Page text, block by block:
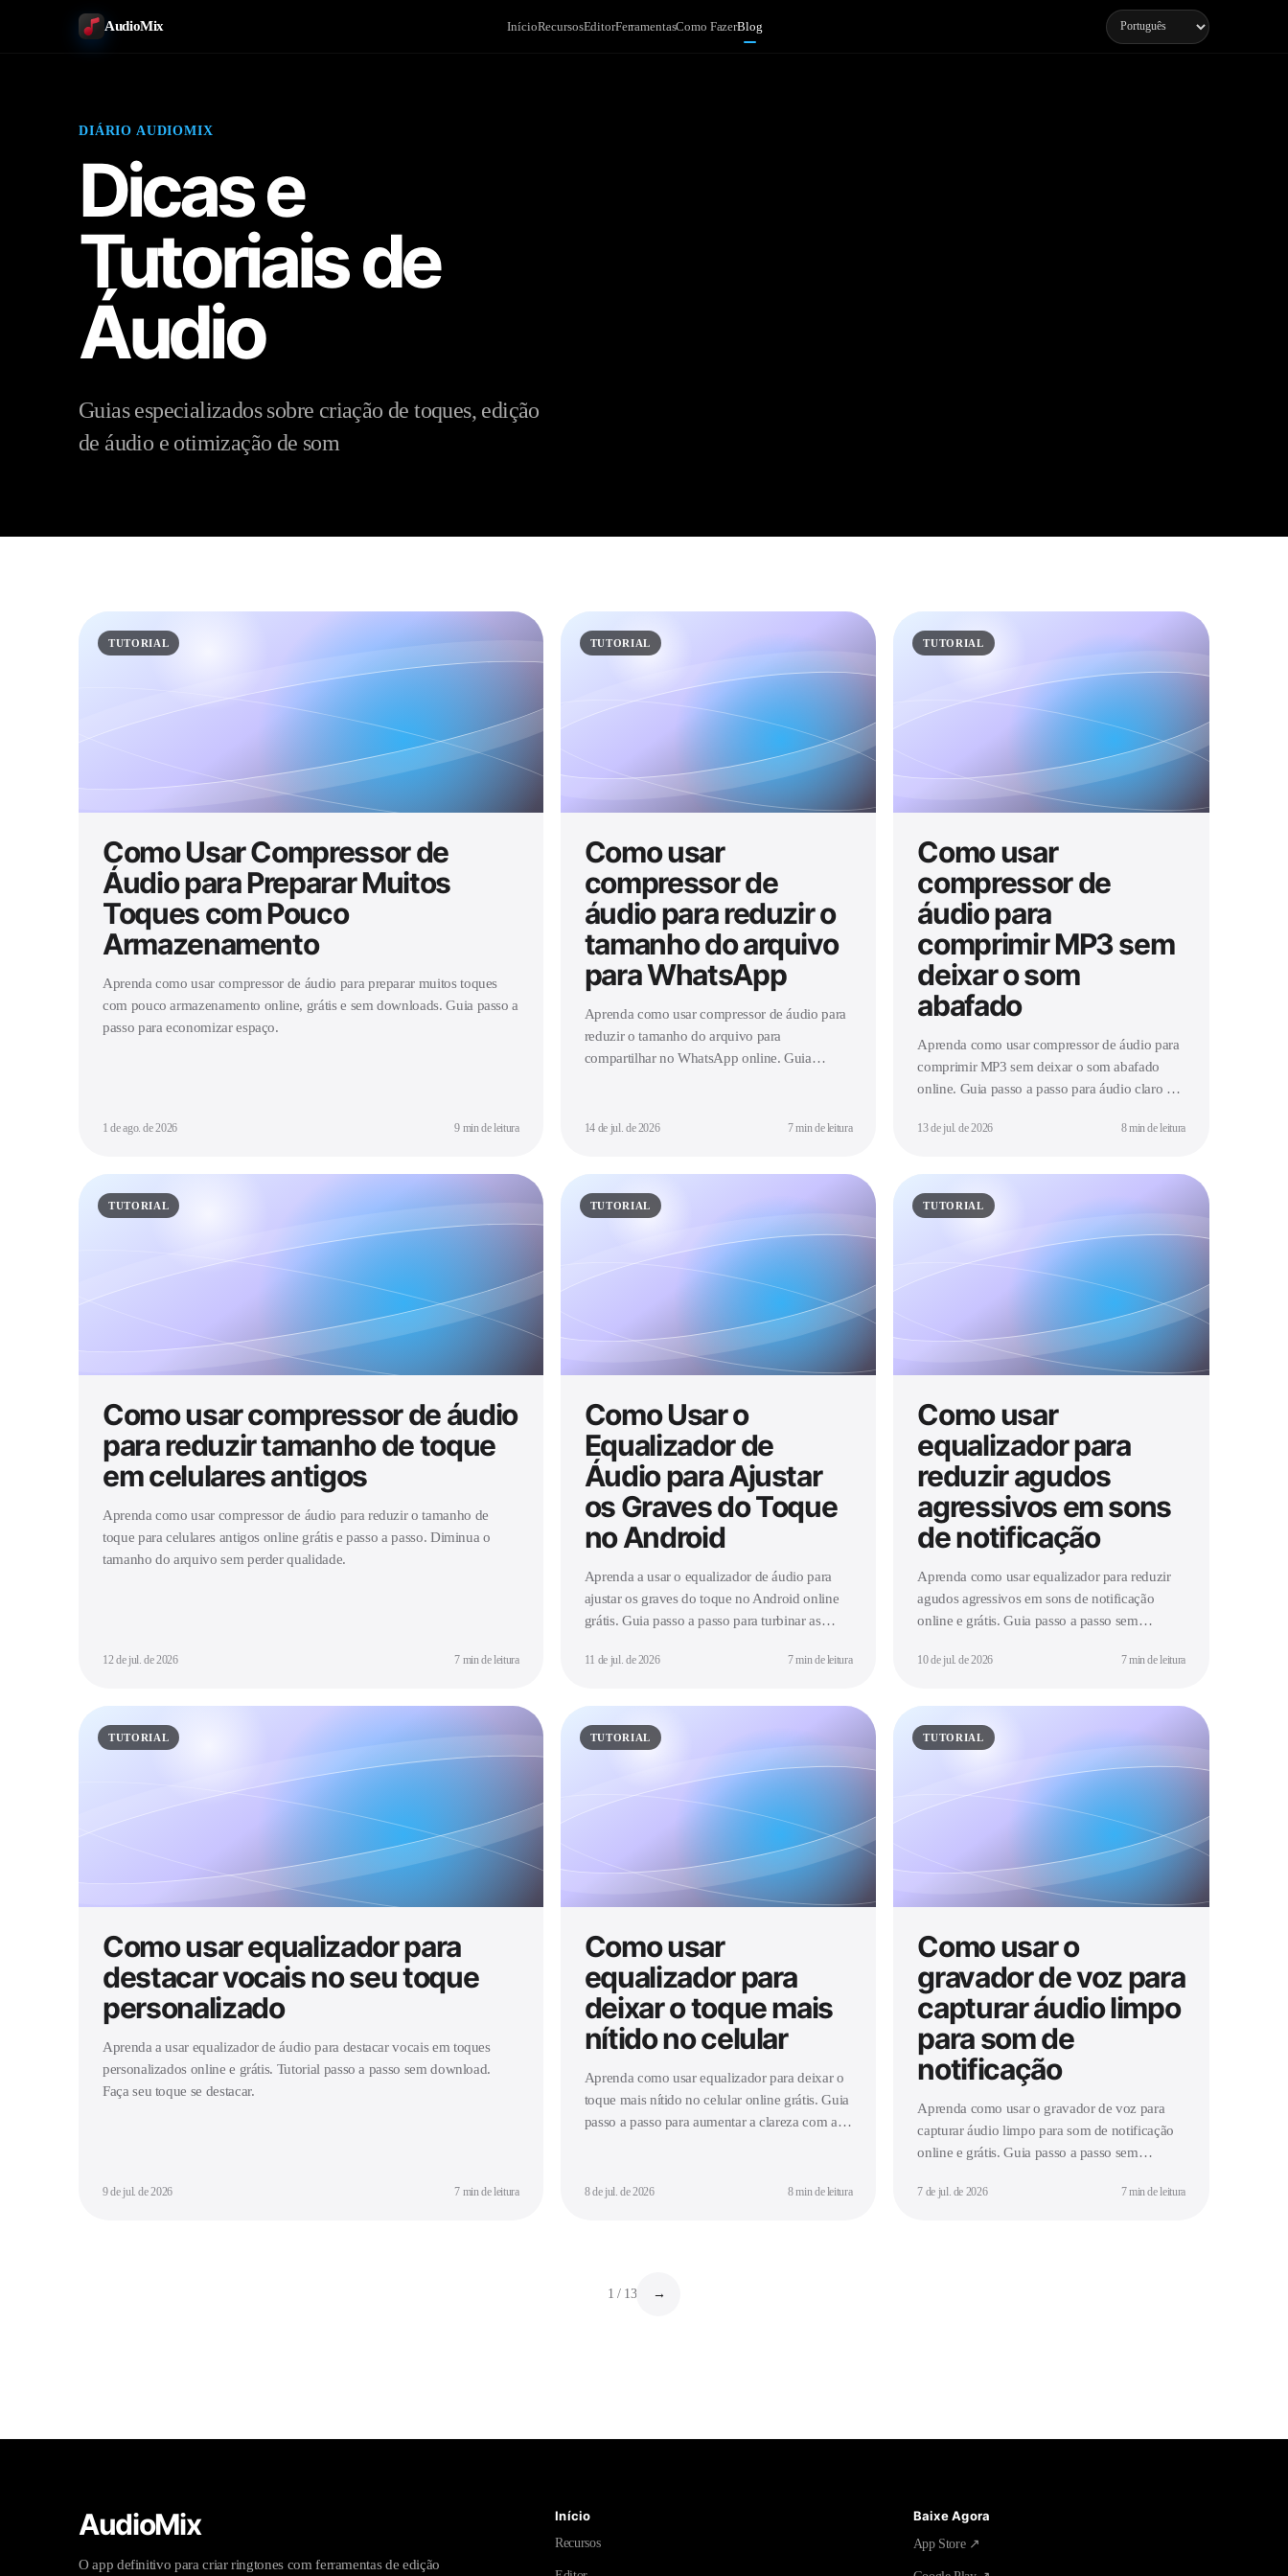
AudioMix InícioRecursosEditorFerramentasComo FazerBlog
DIÁRIO AUDIOMIX
Dicas e
Tutoriais de
Áudio
Guias especializados sobre criação de toques, edição
de áudio e otimização de som
TUTORIAL
Como Usar Compressor de
Áudio para Preparar Muitos
Toques com Pouco
Armazenamento
Aprenda como usar compressor de áudio para preparar muitos toques
com pouco armazenamento online, grátis e sem downloads. Guia passo a
passo para economizar espaço.
1 de ago. de 2026 9 min de leitura
TUTORIAL
Como usar
compressor de
áudio para reduzir o
tamanho do arquivo
para WhatsApp
Aprenda como usar compressor de áudio para
reduzir o tamanho do arquivo para
compartilhar no WhatsApp online. Guia
14 de jul. de 2026 7 min de leitura
TUTORIAL
Como usar
compressor de
áudio para
comprimir MP3 sem
deixar o som
abafado
Aprenda como usar compressor de áudio para
comprimir MP3 sem deixar o som abafado
online. Guia passo a passo para áudio claro e
13 de jul. de 2026 8 min de leitura
TUTORIAL
Como usar compressor de áudio
para reduzir tamanho de toque
em celulares antigos
Aprenda como usar compressor de áudio para reduzir o tamanho de
toque para celulares antigos online grátis e passo a passo. Diminua o
tamanho do arquivo sem perder qualidade.
12 de jul. de 2026 7 min de leitura
TUTORIAL
Como Usar o
Equalizador de
Áudio para Ajustar
os Graves do Toque
no Android
Aprenda a usar o equalizador de áudio para
ajustar os graves do toque no Android online
grátis. Guia passo a passo para turbinar as
encorpado.
11 de jul. de 2026 7 min de leitura
TUTORIAL
Como usar
equalizador para
reduzir agudos
agressivos em sons
de notificação
Aprenda como usar equalizador para reduzir
agudos agressivos em sons de notificação
online e grátis. Guia passo a passo sem
10 de jul. de 2026 7 min de leitura
TUTORIAL
Como usar equalizador para
destacar vocais no seu toque
personalizado
Aprenda a usar equalizador de áudio para destacar vocais em toques
personalizados online e grátis. Tutorial passo a passo sem download.
Faça seu toque se destacar.
9 de jul. de 2026 7 min de leitura
TUTORIAL
Como usar
equalizador para
deixar o toque mais
nítido no celular
Aprenda como usar equalizador para deixar o
toque mais nítido no celular online grátis. Guia
passo a passo para aumentar a clareza com a
8 de jul. de 2026 8 min de leitura
TUTORIAL
Como usar o
gravador de voz para
capturar áudio limpo
para som de
notificação
Aprenda como usar o gravador de voz para
capturar áudio limpo para som de notificação
online e grátis. Guia passo a passo sem
7 de jul. de 2026 7 min de leitura
1 / 13 →
AudioMix
O app definitivo para criar ringtones com ferramentas de edição
Início
Recursos
Baixe Agora
App Store ↗